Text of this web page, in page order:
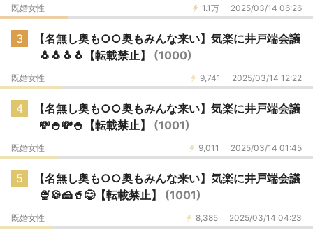
1.1万 2025/03/14 06:26
既婚女性
3
【名無し奥も○○奥もみんな来い】気楽に井戸端会議
🐧🐧🐧🐧【転載禁止】 (1000)
9,741 2025/03/14 12:22
既婚女性
4
【名無し奥も○○奥もみんな来い】気楽に井戸端会議
💸🍚💸🍚【転載禁止】 (1001)
9,011 2025/03/14 01:45
既婚女性
5
【名無し奥も○○奥もみんな来い】気楽に井戸端会議
🍨🍪🍰🥤😋【転載禁止】 (1001)
8,385 2025/03/14 04:23
既婚女性